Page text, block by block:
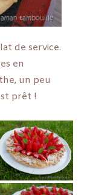
de service.
en
un peu
prêt !